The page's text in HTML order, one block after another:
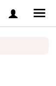
Zaloguj
się